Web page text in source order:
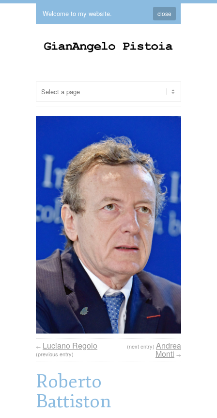
Welcome to my website. close
← Luciano Regolo
(previous entry)
(next entry) Andrea
Monti →
Roberto
Battiston